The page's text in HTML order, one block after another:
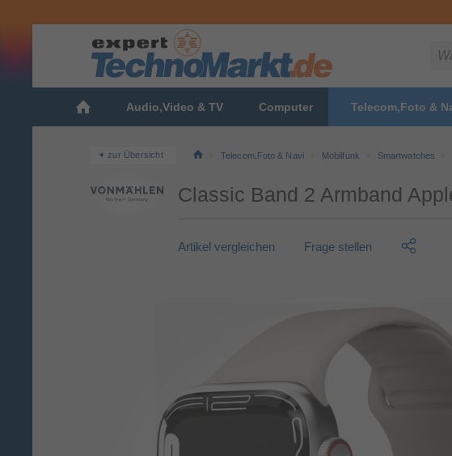
Audio,Video & TV Computer Telecom,Foto &
zur Übersicht Telecom,Foto & Navi Mobilfunk Smartwatches
Classic Band 2 Armband
Artikel vergleichen Frage stellen